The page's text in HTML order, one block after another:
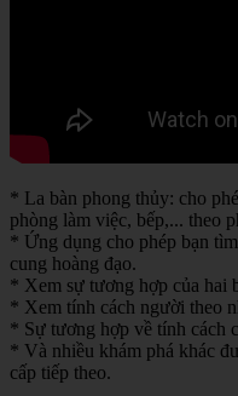
* La bàn phong thủy: cho
phòng làm việc, bếp,... theo
* Ứng dụng cho phép bạn
cung hoàng đạo.
* Xem sự tương hợp của hai
* Xem tính cách người theo
* Sự tương hợp về tính cách
* Và nhiều khám phá khác
cấp tiếp theo.